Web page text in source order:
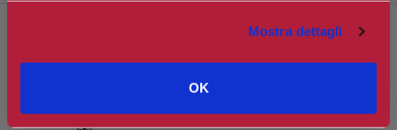
Mostra dettagli
OK
PRODOTTI CORRELATI
-20%